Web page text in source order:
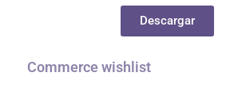
Descargar
Commerce wishlist